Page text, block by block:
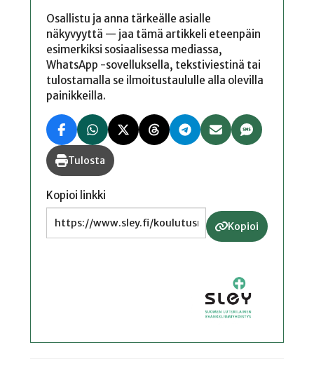
Osallistu ja anna tärkeälle asialle
näkyvyyttä — jaa tämä artikkeli eteenpäin
esimerkiksi sosiaalisessa mediassa,
WhatsApp -sovelluksella, tekstiviestinä tai
tulostamalla se ilmoitustaululle alla olevilla
painikkeilla.
Tulosta
Kopioi linkki
Kopioi